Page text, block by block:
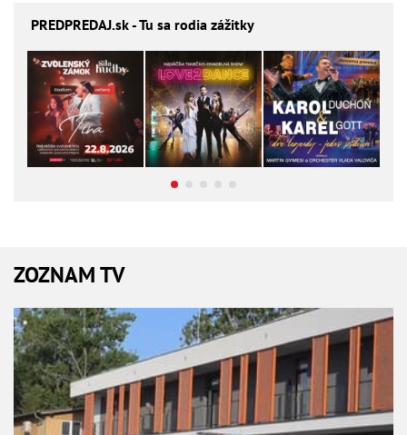
PREDPREDAJ.sk - Tu sa rodia zážitky
ZOZNAM TV